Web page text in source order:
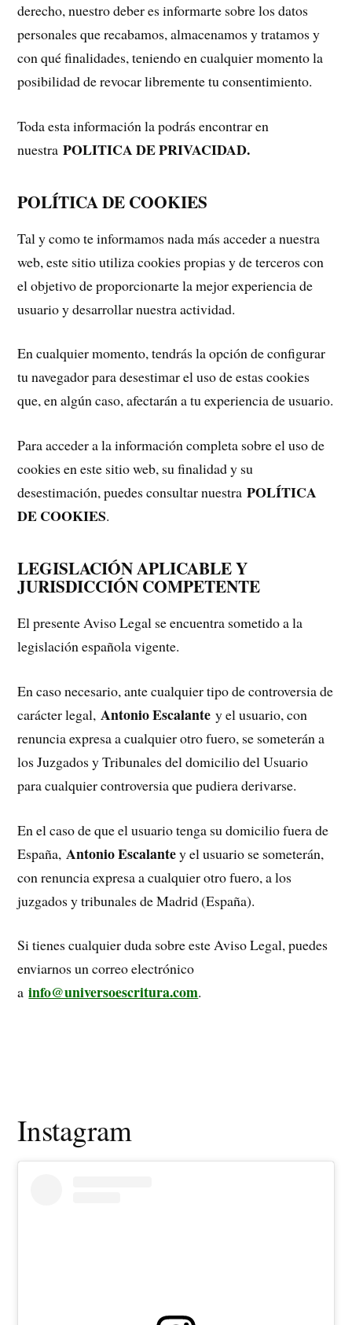
derecho, nuestro deber es informarte sobre los datos
personales que recabamos, almacenamos y tratamos y
con qué finalidades, teniendo en cualquier momento la
posibilidad de revocar libremente tu consentimiento.
Toda esta información la podrás encontrar en
nuestraPOLITICA DE PRIVACIDAD.
POLÍTICA DE COOKIES
Tal y como te informamos nada más acceder a nuestra
web, este sitio utiliza cookies propias y de terceros con
el objetivo de proporcionarte la mejor experiencia de
usuario y desarrollar nuestra actividad.
En cualquier momento, tendrás la opción de configurar
tu navegador para desestimar el uso de estas cookies
que, en algún caso, afectarán a tu experiencia de usuario.
Para acceder a la información completa sobre el uso de
cookies en este sitio web, su finalidad y su
desestimación, puedes consultar nuestraPOLÍTICA
DE COOKIES.
LEGISLACIÓN APLICABLE Y
JURISDICCIÓN COMPETENTE
El presente Aviso Legal se encuentra sometido a la
legislación española vigente.
En caso necesario, ante cualquier tipo de controversia de
carácter legal,Antonio Escalante y el usuario, con
renuncia expresa a cualquier otro fuero, se someterán a
los Juzgados y Tribunales del domicilio del Usuario
para cualquier controversia que pudiera derivarse.
En el caso de que el usuario tenga su domicilio fuera de
España, Antonio Escalantey el usuario se someterán,
con renuncia expresa a cualquier otro fuero, a los
juzgados y tribunales de Madrid (España).
Si tienes cualquier duda sobre este Aviso Legal, puedes
enviarnos un correo electrónico
ainfo@universoescritura.com.
Instagram